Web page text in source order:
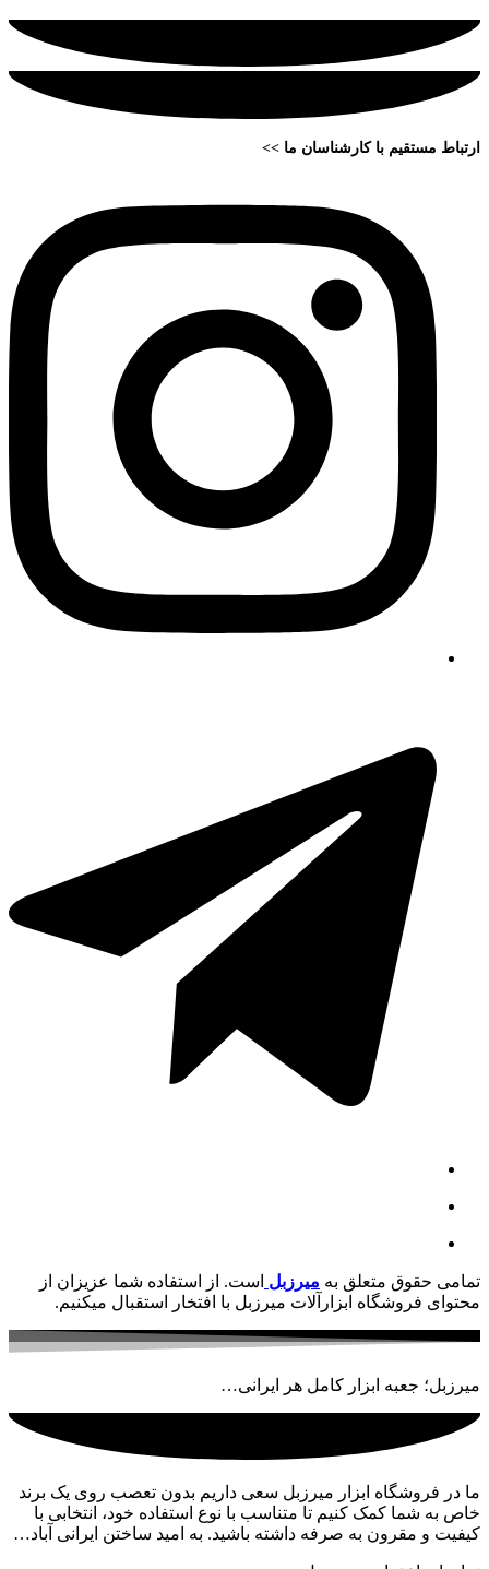
ارتباط مستقیم با کارشناسان ما >>
تمامی حقوق متعلق به میرزبل است. از استفاده شما عزیزان از
محتوای فروشگاه ابزارآلات میرزبل با افتخار استقبال میکنیم.
میرزبل؛ جعبه ابزار کامل هر ایرانی…
ما در فروشگاه ابزار میرزبل سعی داریم بدون تعصب روی یک برند
خاص به شما کمک کنیم تا متناسب با نوع استفاده خود، انتخابی با
کیفیت و مقرون به صرفه داشته باشید. به امید ساختن ایرانی آباد…